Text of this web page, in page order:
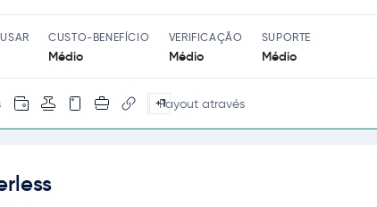
CUSTO-BENEFÍCIO
Médio
VERIFICAÇÃO
Médio
SUPORTE
Médio
+1Payout através